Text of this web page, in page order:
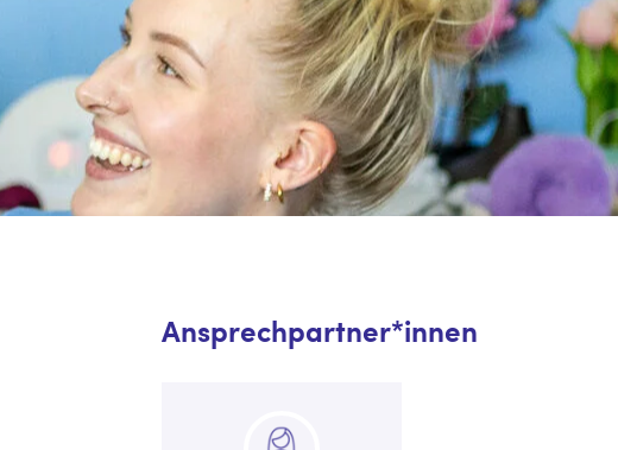
Ansprechpartner*innen